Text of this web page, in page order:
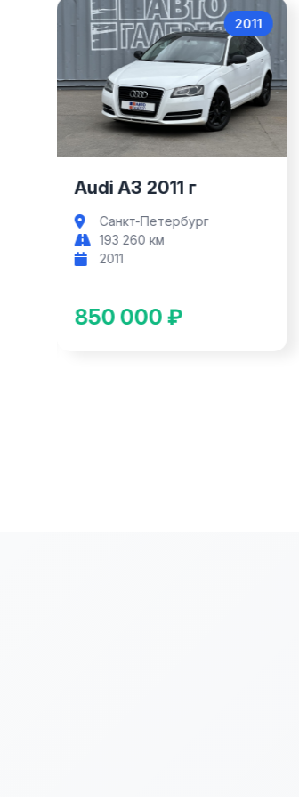
Audi A3
2011
Audi A3 2011 г
Санкт-Петербург
193 260 км
2011
850 000 ₽